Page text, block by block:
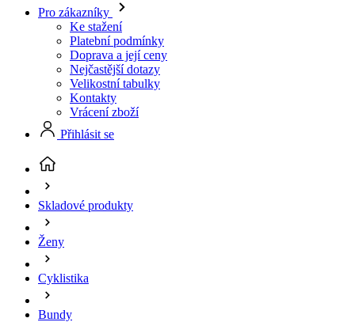
Pro zákazníky
Ke stažení
Platební podmínky
Doprava a její ceny
Nejčastější dotazy
Velikostní tabulky
Kontakty
Vrácení zboží
Přihlásit se
Skladové produkty
Ženy
Cyklistika
Bundy